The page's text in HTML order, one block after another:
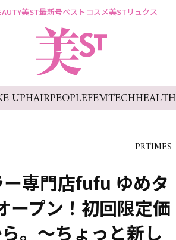
美ST最新号ベストコスメ美STリュクス
UPHAIRPEOPLEFEMTECHHEALTH
PRTIMES
専門店fufu ゆめタ
ープン！初回限定価
。～ちょっと新し